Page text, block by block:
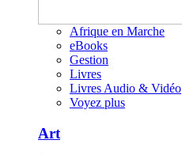
Afrique en Marche
eBooks
Gestion
Livres
Livres Audio & Vidéo
Voyez plus
Art